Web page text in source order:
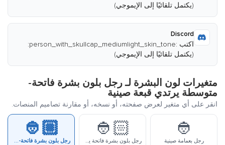
(يكتمل تلقائيًا إلى الإيموجي)
Discord
اكتب :person_with_skullcap_mediumlight_skin_tone:
(يكتمل تلقائيًا إلى الإيموجي)
متغيرات لون البشرة لـ رجل بلون بشرة فاتحة-
متوسطة يرتدي قبعة صينية
انقر على أي متغير لعرض صفحته، أو نسخه، أو مقارنة تصاميم المنصات.
👲
رجل بعمامة صينية
👲🏻
رجل بلون بشرة فاتحة يرتدي قبعة صينية
👲🏼
رجل بلون بشرة فاتحة-متوسطة يرتدي قبعة صينية